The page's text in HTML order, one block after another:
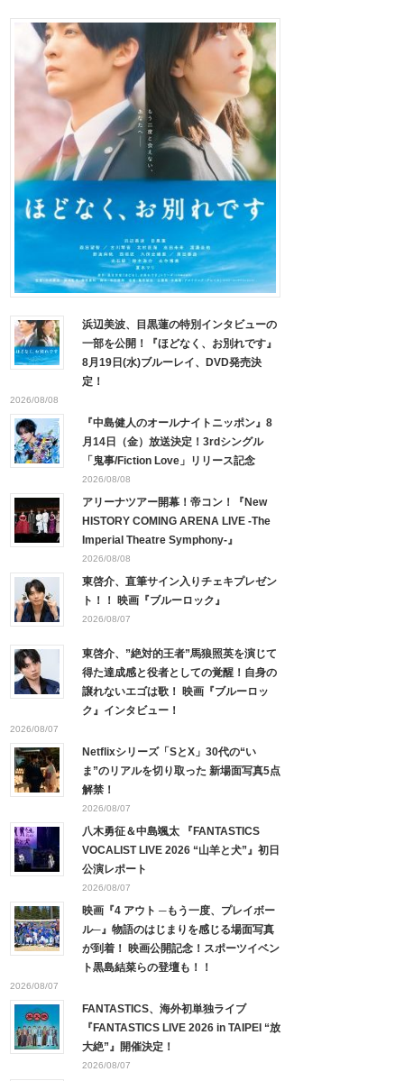
浜辺美波、目黒蓮の特別インタビューの
一部を公開！『ほどなく、お別れです』
8月19日(水)ブルーレイ、DVD発売決
定！
2026/08/08
『中島健人のオールナイトニッポン』8
月14日（金）放送決定！3rdシングル
「鬼事/Fiction Love」リリース記念
2026/08/08
アリーナツアー開幕！帝コン！『New
HISTORY COMING ARENA LIVE -The
Imperial Theatre Symphony-』
2026/08/08
東啓介、直筆サイン入りチェキプレゼン
ト！！ 映画『ブルーロック』
2026/08/07
東啓介、”絶対的王者”馬狼照英を演じて
得た達成感と役者としての覚醒！自身の
譲れないエゴは歌！ 映画『ブルーロッ
ク』インタビュー！
2026/08/07
Netflixシリーズ「SとX」30代の“い
ま”のリアルを切り取った 新場面写真5点
解禁！
2026/08/07
八木勇征＆中島颯太 『FANTASTICS
VOCALIST LIVE 2026 “山羊と犬”』初日
公演レポート
2026/08/07
映画『4 アウト ─もう一度、プレイボー
ル─』物語のはじまりを感じる場面写真
が到着！ 映画公開記念！スポーツイベン
ト黒島結菜らの登壇も！！
2026/08/07
FANTASTICS、海外初単独ライブ
『FANTASTICS LIVE 2026 in TAIPEI “放
大絶”』開催決定！
2026/08/07